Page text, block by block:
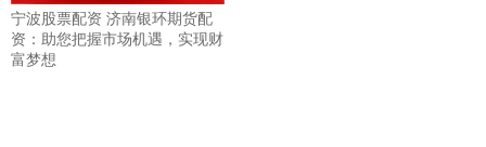
宁波股票配资 济南银环期货配
资：助您把握市场机遇，实现财
富梦想